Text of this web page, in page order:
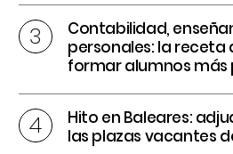
Contabilidad,
personales: la
formar alumnos
Hito en Baleares:
las plazas vacantes